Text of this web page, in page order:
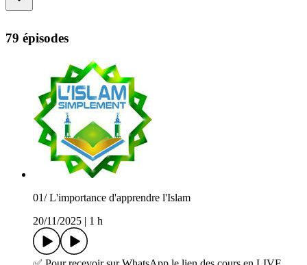
79 épisodes
01/ L'importance d'apprendre l'Islam
20/11/2025
1 h